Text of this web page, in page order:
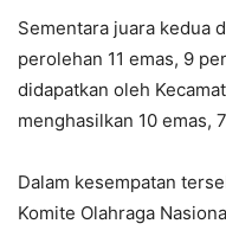
Sementara juara kedua
perolehan 11 emas, 9
didapatkan oleh
menghasilkan 10 emas,
Dalam kesempatan
Komite Olahraga